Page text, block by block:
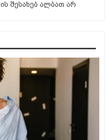
შესახებ ალბათ არ